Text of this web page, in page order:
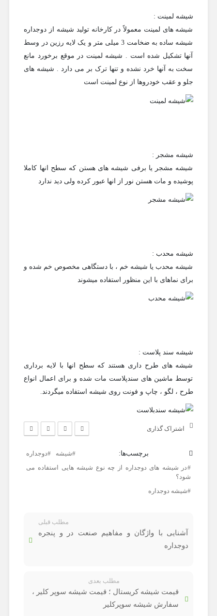
شیشه لمینت :
شیشه های لمینت معمولاً در کارخانه تولید شیشه از دوجداره
شیشه ساده به ضخامت 3 میلی متر و یک لایه رزین در وسط
آنها تشکیل شده است . شیشه لمینت در موقع برخورد مانع
سخت به آنها خرد نشده و تنها ترک بر می دارد . شیشه های
جلو و عقب خودروها از نوع لمینت است
شیشه مشجر :
شیشه مشجر یا برفی شیشه های هستن که سطح انها کاملا
پوشیده و مات هستن نور از انها عبور کرده ولی دید ندارد
شیشه محدب :
شیشه محدب یا شیشه خم ، با دستگاهی مخصوص خم شده و
برای نماهای با این منظور استفاده میشوند
شیشه سند پلاست :
شیشه های طرح داری هستند که سطح انها با لایه برداری
توسط ماشین های سندپلاست مات شده و برای اعمال انواع
طرح ، لگو ، چاپ و فونت روی شیشه استفاده میگردند.
اشتراک گذاری
برچسب‌ها: شیشه
دوجداره
در شیشه های دوجداره از چه نوع شیشه هایی استفاده می
شود؟
شیشه دوجداره
مطلب قبلی
آشنایی با واژگان و مفاهیم صنعت در و پنجره
دوجداره
مطلب بعدی
قیمت شیشه کریستال ؛ قیمت شیشه سوپر کلیر ،
سفارش شیشه سوپرکلیر